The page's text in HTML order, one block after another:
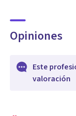
Opiniones
Este
valoración